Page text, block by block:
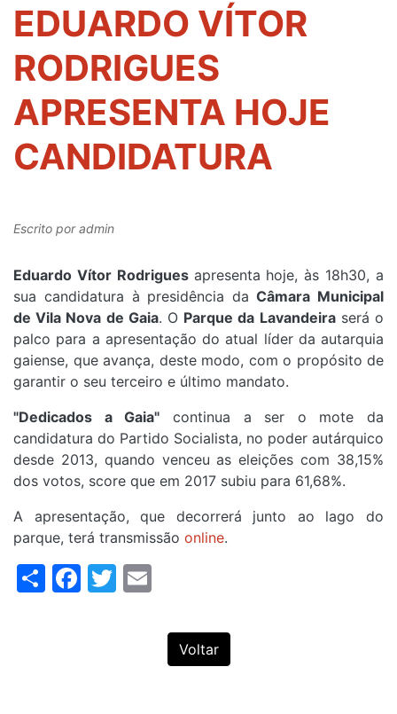
EDUARDO VÍTOR
RODRIGUES
APRESENTA HOJE
CANDIDATURA
Escrito poradmin
Eduardo Vítor Rodrigues apresenta hoje, às 18h30, a
sua candidatura à presidência da Câmara Municipal
de Vila Nova de Gaia. O Parque da Lavandeiraserá o
palco para a apresentação do atual líder da autarquia
gaiense, que avança, deste modo, com o propósito de
garantir o seu terceiro e último mandato.
"Dedicados a Gaia" continua a ser o mote da
candidatura do Partido Socialista, no poder autárquico
desde 2013, quando venceu as eleições com 38,15%
dos votos, score que em 2017 subiu para 61,68%.
A apresentação, que decorrerá junto ao lago do
parque, terá transmissão online.
ShareFacebook
Twitter
Voltar